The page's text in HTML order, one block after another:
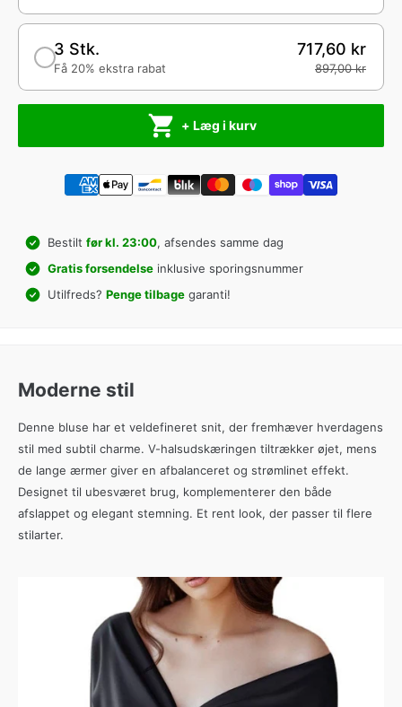
3 Stk.
Få 20% ekstra rabat
717,60 kr
897,00 kr
+ Læg i kurv
Bestilt før kl. 23:00, afsendes samme dag
Gratis forsendelseinklusive sporingsnummer
Utilfreds? Penge tilbagegaranti!
Moderne stil
Denne bluse har et veldefineret snit, der fremhæver hverdagens
stil med subtil charme. V-halsudskæringen tiltrækker øjet, mens
de lange ærmer giver en afbalanceret og strømlinet effekt.
Designet til ubesværet brug, komplementerer den både
afslappet og elegant stemning. Et rent look, der passer til flere
stilarter.